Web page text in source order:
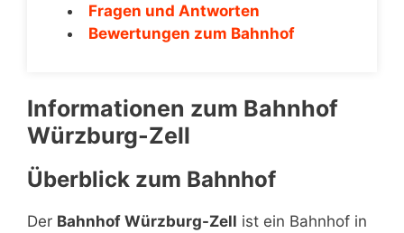
Fragen und Antworten
Bewertungen zum Bahnhof
Informationen zum Bahnhof
Würzburg-Zell
Überblick zum Bahnhof
Der Bahnhof Würzburg-Zell ist ein Bahnhof in